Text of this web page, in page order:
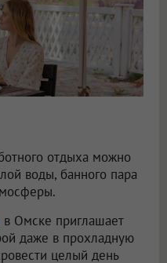
отдыха можно
воды, банного пара
в Омске приглашает
даже в прохладную
целый день